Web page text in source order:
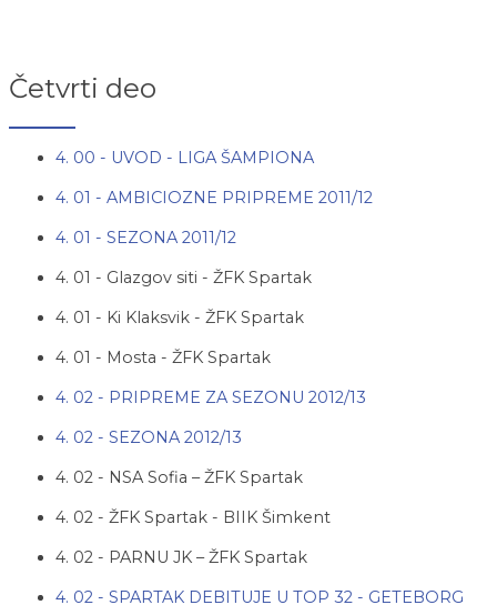
Četvrti deo
4. 00 - UVOD - LIGA ŠAMPIONA
4. 01 - AMBICIOZNE PRIPREME 2011/12
4. 01 - SEZONA 2011/12
4. 01 - Glazgov siti - ŽFK Spartak
4. 01 - Ki Klaksvik - ŽFK Spartak
4. 01 - Mosta - ŽFK Spartak
4. 02 - PRIPREME ZA SEZONU 2012/13
4. 02 - SEZONA 2012/13
4. 02 - NSA Sofia – ŽFK Spartak
4. 02 - ŽFK Spartak - BIIK Šimkent
4. 02 - PARNU JK – ŽFK Spartak
4. 02 - SPARTAK DEBITUJE U TOP 32 - GETEBORG